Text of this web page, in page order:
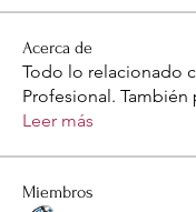
Acerca de
Todo lo relacionado
Profesional. También
Leer más
Miembros